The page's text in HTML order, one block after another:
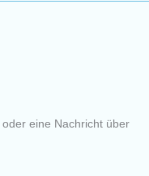
eine Nachricht über